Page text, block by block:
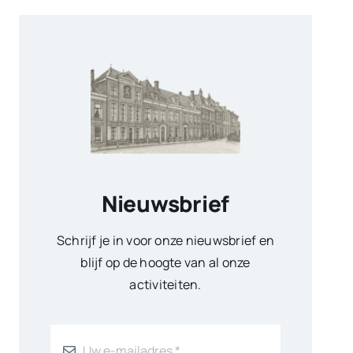
Nieuwsbrief
Schrijf je in voor onze nieuwsbrief en
blijf op de hoogte van al onze
activiteiten.